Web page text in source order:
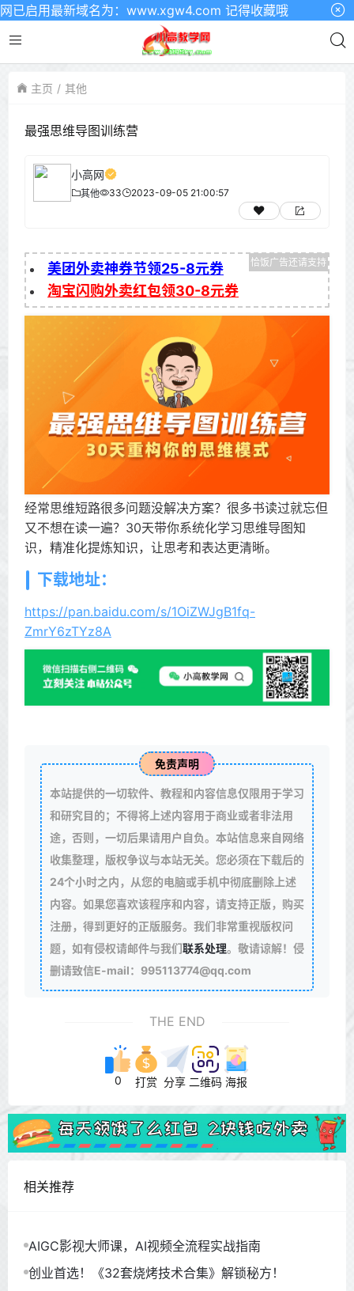
启用最新域名为：www.xgw4.com 记得收藏哦
主页 其他
最强思维导图训练营
小高网
其他 33 2023-09-05 21:00:57
美团外卖神券节领25-8元券
淘宝闪购外卖红包领30-8元券
经常思维短路很多问题没解决方案？很多书读过就忘但
又不想在读一遍？30天带你系统化学习思维导图知
识，精准化提炼知识，让思考和表达更清晰。
下载地址：
https://pan.baidu.com/s/1OiZWJgB1fq-
ZmrY6zTYz8A
免责声明
本站提供的一切软件、教程和内容信息仅限用于学习
和研究目的；不得将上述内容用于商业或者非法用
途，否则，一切后果请用户自负。本站信息来自网络
收集整理，版权争议与本站无关。您必须在下载后的
24个小时之内，从您的电脑或手机中彻底删除上述
内容。如果您喜欢该程序和内容，请支持正版，购买
注册，得到更好的正版服务。我们非常重视版权问
题，如有侵权请邮件与我们联系处理。敬请谅解！侵
删请致信E-mail：995113774@qq.com
THE END
0 打赏 分享 二维码 海报
相关推荐
AIGC影视大师课，AI视频全流程实战指南
创业首选！《32套烧烤技术合集》解锁秘方！